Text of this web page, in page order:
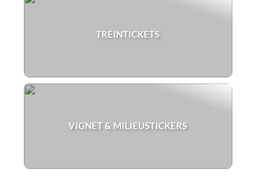
TREINTICKETS
VIGNET & MILIEUSTICKERS